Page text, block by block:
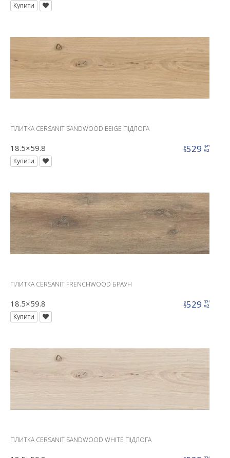
Купити
ПЛИТКА CERSANIT SANDWOOD BEIGE ПІДЛОГА
18.5×59.8 ціна529 грн
м2
Купити
ПЛИТКА CERSANIT FRENCHWOOD БРАУН
18.5×59.8 ціна529 грн
м2
Купити
ПЛИТКА CERSANIT SANDWOOD WHITE ПІДЛОГА
грн